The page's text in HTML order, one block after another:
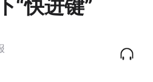
“快进键”